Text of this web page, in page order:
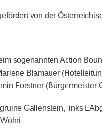
von der
sogenannten Action
Blamauer
Forstner (Bürgermeister
Gallenstein, links